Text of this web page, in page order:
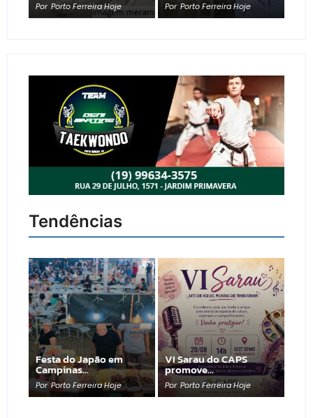
Por Porto Ferreira Hoje Por Porto Ferreira Hoje
Tendências
Festa do Japão em
Campinas…
Por Porto Ferreira Hoje
VI Sarau do CAPS
promove…
Por Porto Ferreira Hoje